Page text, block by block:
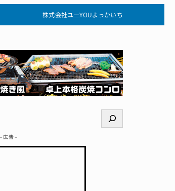
株式会社ユーYOUよっかいち
検
索
– 広告 –